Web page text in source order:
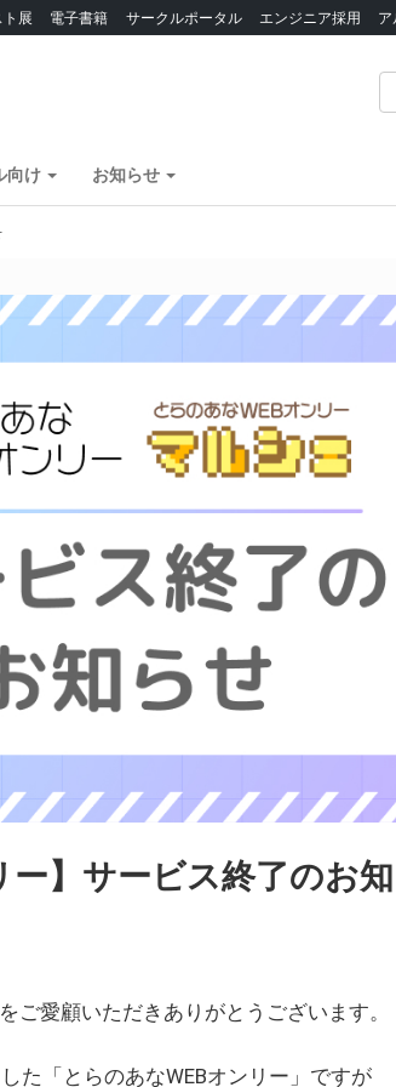
展 電子書籍 サークルポータル エンジニア採用
向け お知らせ
ー】サービス終了のお
ご愛顧いただきありがとうございます。
た「とらのあなWEBオンリー」ですが